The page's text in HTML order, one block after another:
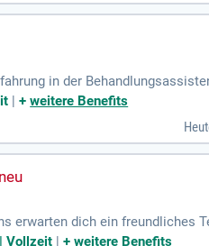
in der
Arbeitsweise
und Veranstaltungen, die
|+weitere Benefits
erwarten dich ein freundliches
keine Voraussetzung – wir
Vollzeit |+weitere Benefits